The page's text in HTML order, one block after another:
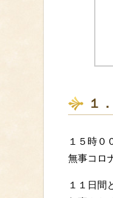
１
１５時０
無事コロ
１１日間